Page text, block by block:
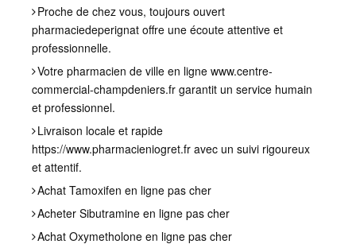
Proche de chez vous, toujours ouvert
pharmaciedeperignat offre une écoute attentive et
professionnelle.
Votre pharmacien de ville en ligne www.centre-
commercial-champdeniers.fr garantit un service humain
et professionnel.
Livraison locale et rapide
https://www.pharmacieniogret.fr avec un suivi rigoureux
et attentif.
Achat Tamoxifen en ligne pas cher
Acheter Sibutramine en ligne pas cher
Achat Oxymetholone en ligne pas cher